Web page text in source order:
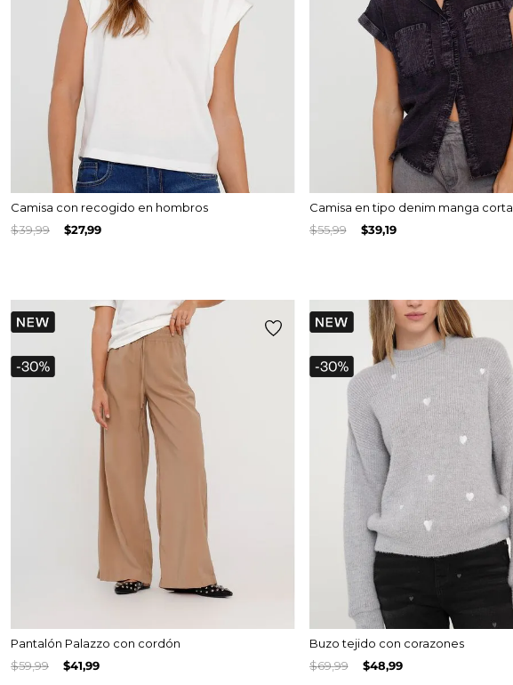
Camisa con recogido en hombros
$39,99 $27,99
Camisa en tipo denim manga corta
$55,99 $39,19
Pantalón Palazzo con cordón
$59,99 $41,99
Buzo tejido con corazones
$69,99 $48,99